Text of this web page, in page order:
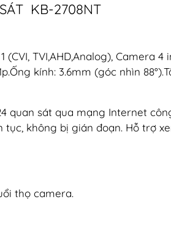
KB-2708NT
TVI,AHD,Analog), Camera 4
kính: 3.6mm (góc nhìn
quan sát qua mạng Internet
không bị gián đoạn. Hỗ trợ
thọ camera.